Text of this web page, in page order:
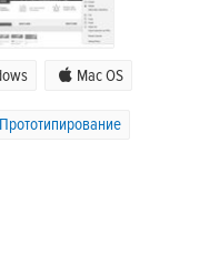
Mac OS
Прототипирование